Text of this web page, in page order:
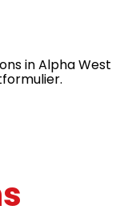
in Alpha West